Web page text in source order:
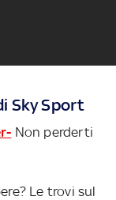
Sky Sport
Non perderti
Le trovi sul